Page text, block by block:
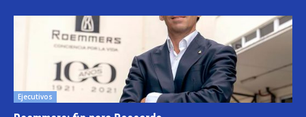
Ejecutivos